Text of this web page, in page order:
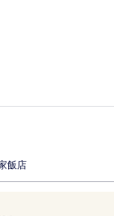
飯店